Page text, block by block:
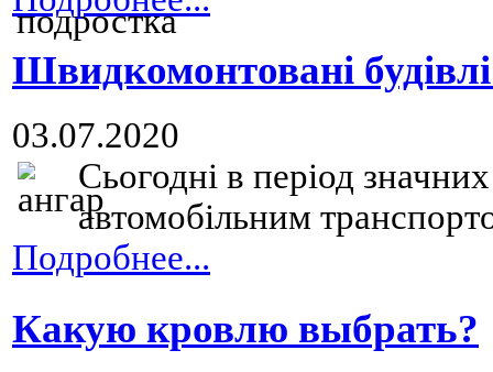
Швидкомонтовані
03.07.2020
Сьогодні в період
автомобільним
Подробнее...
Какую кровлю выбрать?